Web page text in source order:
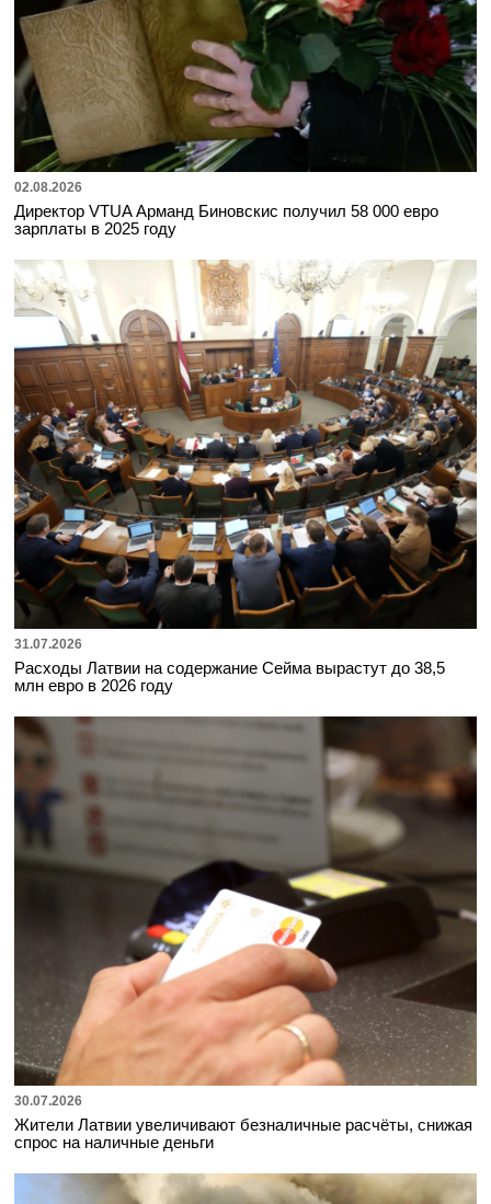
02.08.2026
Директор VTUA Арманд Биновскис получил 58 000 евро
зарплаты в 2025 году
31.07.2026
Расходы Латвии на содержание Сейма вырастут до 38,5
млн евро в 2026 году
30.07.2026
Жители Латвии увеличивают безналичные расчёты, снижая
спрос на наличные деньги